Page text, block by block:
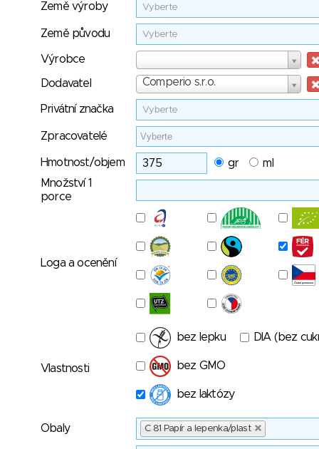
Země výroby Vyberte
Země původu Vyberte
Výrobce
Dodavatel Comperio s.r.o.
Dodavatel
Privátní značka Vyberte
Zpracovatelé
Hmotnost/objem gr
ml
Množství 1
porce
Loga a ocenění
Vlastnosti
bez lepku DIA (bez
bez GMO
bez laktózy
Obaly C 81 Papír a lepenka/plast